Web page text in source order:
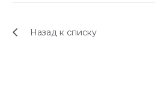
Назад к списку